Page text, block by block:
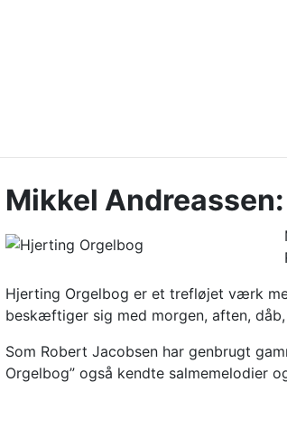
Mikkel
Hjerting Orgelbog er et trefløjet værk
beskæftiger sig med morgen, aften,
Som Robert Jacobsen har genbrugt
Orgelbog” også kendte salmemelodier